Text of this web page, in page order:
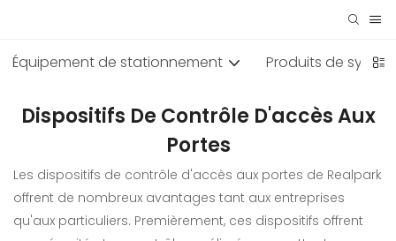
Équipement de stationnement Produits de
Dispositifs De Contrôle D'accès Aux
Portes
Les dispositifs de contrôle d'accès aux portes de Realpark
offrent de nombreux avantages tant aux entreprises
qu'aux particuliers. Premièrement, ces dispositifs offrent